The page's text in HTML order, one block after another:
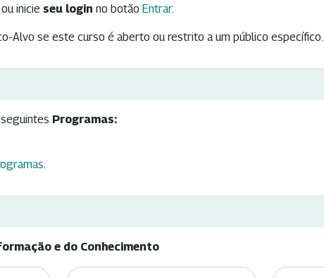
ou inicie seu login no botão Entrar.
Alvo se este curso é aberto ou restrito a um público específico.
Programas:
.
e do Conhecimento